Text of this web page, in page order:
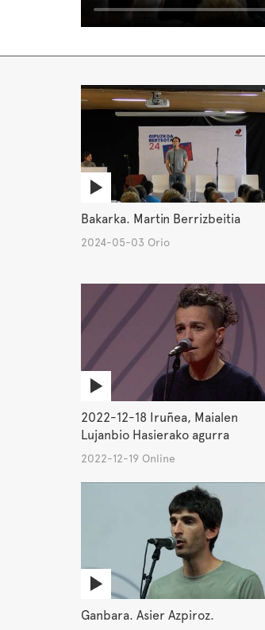
Bakarka. Martin Berrizbeitia
2024-05-03 Orio
2022-12-18 Iruñea, Maialen
Lujanbio Hasierako agurra
2022-12-19 Online
Ganbara. Asier Azpiroz.